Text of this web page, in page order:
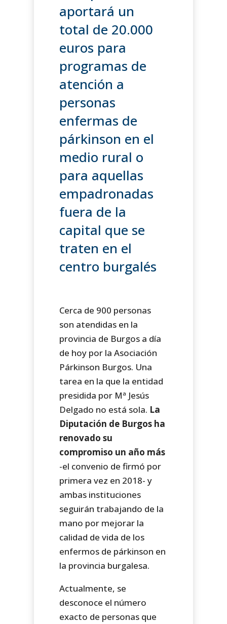
aportará un
total de 20.000
euros para
programas de
atención a
personas
enfermas de
párkinson en el
medio rural o
para aquellas
empadronadas
fuera de la
capital que se
traten en el
centro burgalés
Cerca de 900 personas
son atendidas en la
provincia de Burgos a día
de hoy por la Asociación
Párkinson Burgos. Una
tarea en la que la entidad
presidida por Mª Jesús
Delgado no está sola. La
Diputación de Burgos ha
renovado su
compromiso un año más
-el convenio de firmó por
primera vez en 2018- y
ambas instituciones
seguirán trabajando de la
mano por mejorar la
calidad de vida de los
enfermos de párkinson en
la provincia burgalesa.
Actualmente, se
desconoce el número
exacto de personas que